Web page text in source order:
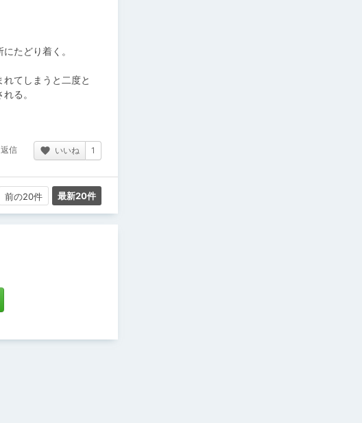
たどり着く。
てしまうと二度と
る。
信 いいね 1
前の20件 最新20件